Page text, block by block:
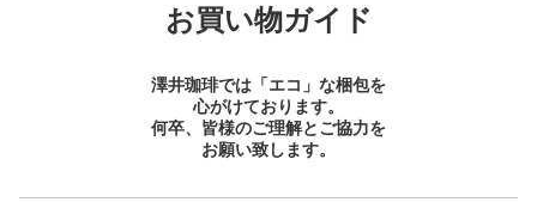
お買い物ガイド
澤井珈琲では「エコ」な梱包を
心がけております。
何卒、皆様のご理解とご協力を
お願い致します。